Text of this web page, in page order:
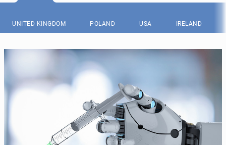
UNITED KINGDOM POLAND USA IRELAND